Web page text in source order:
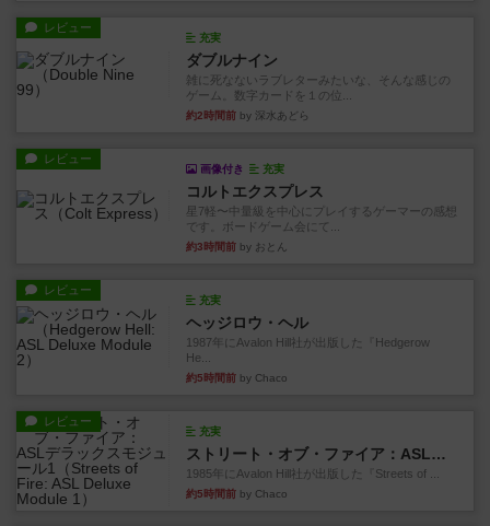
レビュー
充実
ダブルナイン
雑に死なないラブレターみたいな、そんな感じの
ゲーム。数字カードを１の位...
約2時間前 by 深水あどら
レビュー
画像付き 充実
コルトエクスプレス
星7軽〜中量級を中心にプレイするゲーマーの感想
です。ボードゲーム会にて...
約3時間前 by おとん
レビュー
充実
ヘッジロウ・ヘル
1987年にAvalon Hill社が出版した『Hedgerow
He...
約5時間前 by Chaco
レビュー
充実
ストリート・オブ・ファイア：ASLデラックスモジュール1
1985年にAvalon Hill社が出版した『Streets of ...
約5時間前 by Chaco